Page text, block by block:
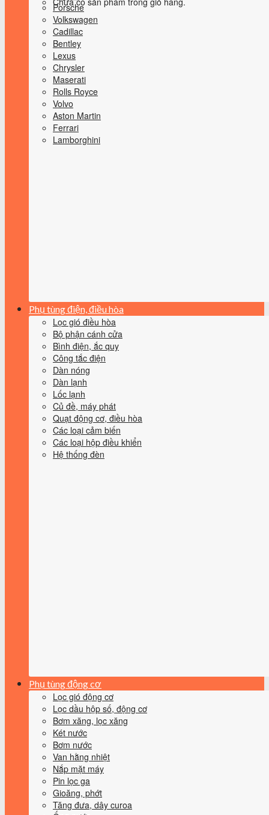
Porsche
Volkswagen
Cadillac
Bentley
Lexus
Chrysler
Maserati
Rolls Royce
Volvo
Aston Martin
Ferrari
Lamborghini
Phụ tùng điện, điều hòa
Lọc gió điều hòa
Bộ phận cánh cửa
Bình điện, ắc quy
Công tắc điện
Dàn nóng
Dàn lạnh
Lốc lạnh
Củ đề, máy phát
Quạt động cơ, điều hòa
Các loại cảm biến
Các loại hộp điều khiển
Hệ thống đèn
Phụ tùng động cơ
Lọc gió động cơ
Lọc dầu hộp số, động cơ
Bơm xăng, lọc xăng
Két nước
Bơm nước
Van hằng nhiệt
Nắp mặt máy
Pin lọc ga
Gioăng, phớt
Tăng đưa, dây curoa